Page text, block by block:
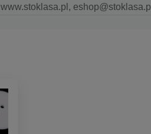
www.stoklasa.pl, eshop@stoklasa.pl